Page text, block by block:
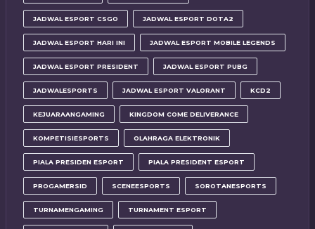
JADWAL ESPORT CSGO JADWAL ESPORT DOTA2
JADWAL ESPORT HARI INI JADWAL ESPORT MOBILE LEGENDS
JADWAL ESPORT PRESIDENT JADWAL ESPORT PUBG
JADWALESPORTS JADWAL ESPORT VALORANT KCD2
KEJUARAANGAMING KINGDOM COME DELIVERANCE
KOMPETISIESPORTS OLAHRAGA ELEKTRONIK
PIALA PRESIDEN ESPORT PIALA PRESIDENT ESPORT
PROGAMERSID SCENEESPORTS SOROTANESPORTS
TURNAMENGAMING TURNAMENT ESPORT